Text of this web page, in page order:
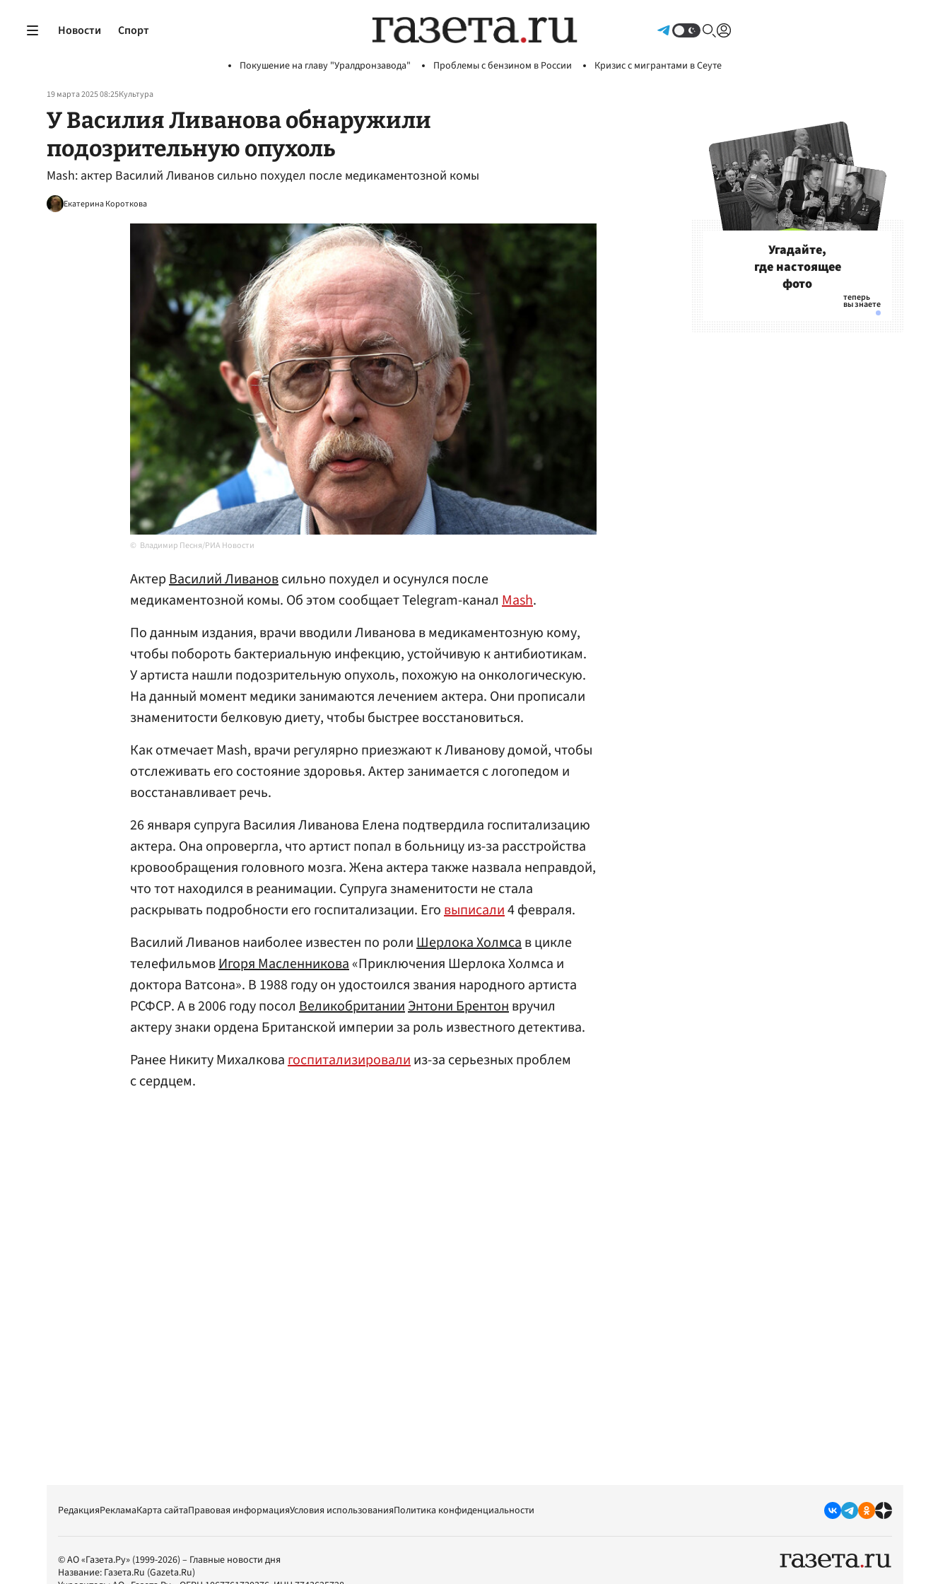
Новости Спорт
Покушение на главу "Уралдронзавода" Проблемы с бензином в России Кризис с мигрантами в Сеуте
19 марта 2025 08:25Культура
У Василия Ливанова обнаружили
подозрительную опухоль
Mash: актер Василий Ливанов сильно похудел после медикаментозной комы
Екатерина Короткова
Владимир Песня/РИА Новости
АктерВасилий Ливановсильно похудел и осунулся после
медикаментозной комы. Об этом сообщает Telegram-канал Mash.
По данным издания, врачи вводили Ливанова в медикаментозную кому,
чтобы побороть бактериальную инфекцию, устойчивую к антибиотикам.
У артиста нашли подозрительную опухоль, похожую на онкологическую.
На данный момент медики занимаются лечением актера. Они прописали
знаменитости белковую диету, чтобы быстрее восстановиться.
Как отмечает Mash, врачи регулярно приезжают к Ливанову домой, чтобы
отслеживать его состояние здоровья. Актер занимается с логопедом и
восстанавливает речь.
26 января супруга Василия Ливанова Елена подтвердила госпитализацию
актера. Она опровергла, что артист попал в больницу из-за расстройства
кровообращения головного мозга. Жена актера также назвала неправдой,
что тот находился в реанимации. Супруга знаменитости не стала
раскрывать подробности его госпитализации. Еговыписали4 февраля.
Василий Ливанов наиболее известен по ролиШерлока Холмсав цикле
телефильмовИгоря Масленникова«Приключения Шерлока Холмса и
доктора Ватсона». В 1988 году он удостоился звания народного артиста
РСФСР. А в 2006 году посол ВеликобританииЭнтони Брентонвручил
актеру знаки ордена Британской империи за роль известного детектива.
Ранее Никиту Михалковагоспитализировалииз-за серьезных проблем
с сердцем.
Угадайте,
где настоящее
фото
РедакцияРекламаКарта сайтаПравовая информацияУсловия использованияПолитика конфиденциальности
© АО «Газета.Ру» (1999-2026) – Главные новости дня
Название: Газета.Ru (Gazeta.Ru)